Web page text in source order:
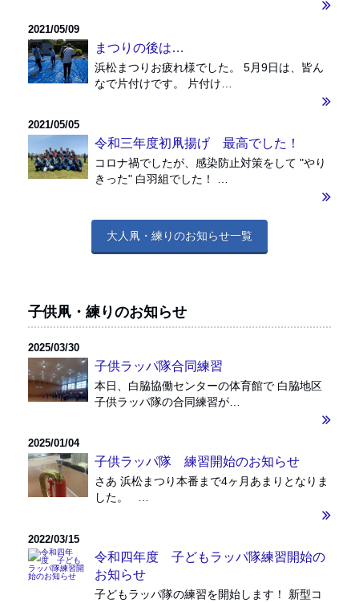
2021/05/09
まつりの後は…
浜松まつりお疲れ様でした。 5月9日は、皆ん
なで片付けです。 片付け…
2021/05/05
令和三年度初凧揚げ 最高でした！
コロナ禍でしたが、感染防止対策をして "やり
きった" 白羽組でした！ …
大人凧・練りのお知らせ一覧
子供凧・練りのお知らせ
2025/03/30
子供ラッパ隊合同練習
本日、白脇協働センターの体育館で 白脇地区
子供ラッパ隊の合同練習が…
2025/01/04
子供ラッパ隊 練習開始のお知らせ
さあ 浜松まつり本番まで4ヶ月あまりとなりま
した。 …
2022/03/15
令和四年度 子どもラッパ隊練習開始の
お知らせ
子どもラッパ隊の練習を開始します！ 新型コ